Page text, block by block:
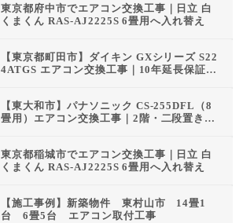
東京都府中市でエアコン交換工事｜日立 白
くまくん RAS-AJ2225S 6畳用へ入れ替え
【東京都町田市】ダイキン GXシリーズ S22
4ATGS エアコン交換工事｜10年延長保証・
【東大和市】パナソニック CS-255DFL（8
畳用）エアコン交換工事｜2階・二段置き架
東京都稲城市でエアコン交換工事｜日立 白
くまくん RAS-AJ2225S 6畳用へ入れ替え
【施工事例】新築物件 東村山市 14畳1
台 6畳5台 エアコン取付工事